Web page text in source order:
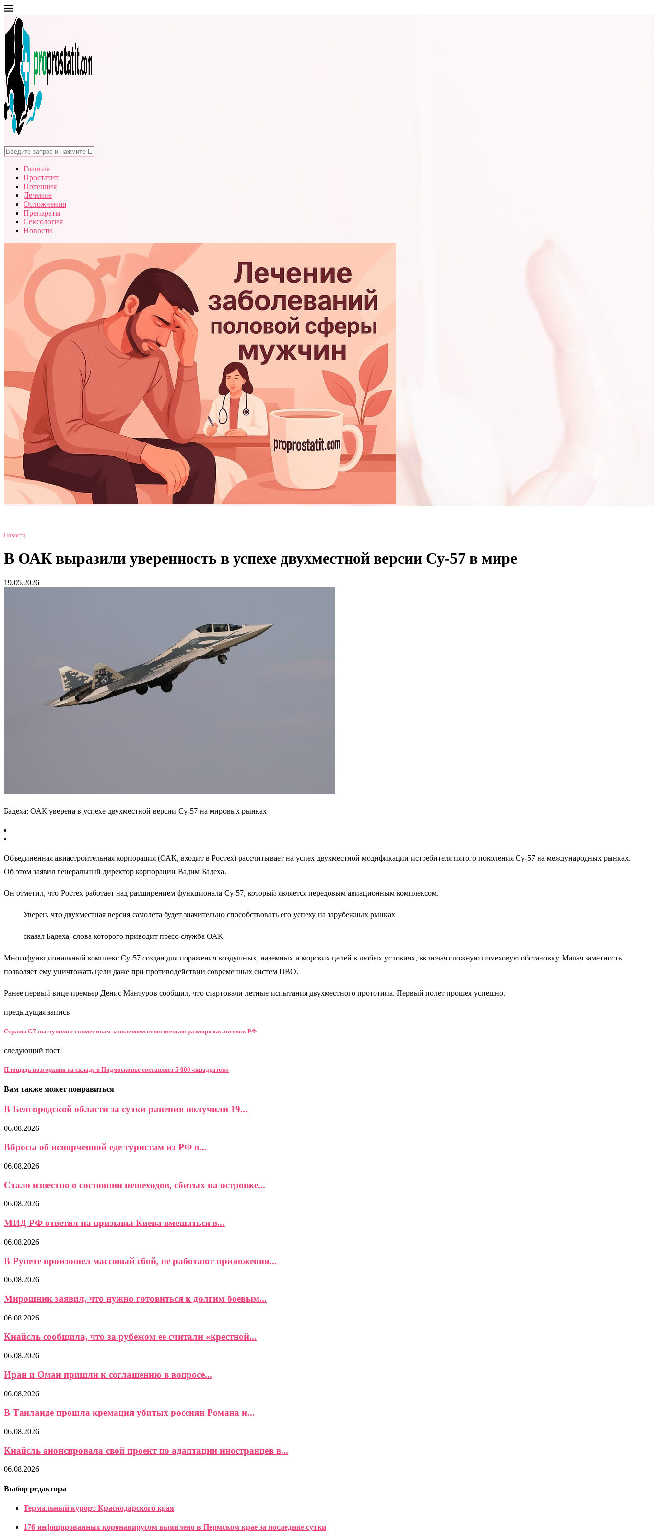
Главная
Простатит
Потенция
Лечение
Осложнения
Препараты
Сексология
Новости
Новости
В ОАК выразили уверенность в успехе двухместной версии Су-57 в мире
19.05.2026
Бадеха: ОАК уверена в успехе двухместной версии Су-57 на мировых рынках
Объединенная авиастроительная корпорация (ОАК, входит в Ростех) рассчитывает на успех двухместной модификации истребителя пятого поколения Су-57 на международных рынках.
Об этом заявил генеральный директор корпорации Вадим Бадеха.
Он отметил, что Ростех работает над расширением функционала Су-57, который является передовым авиационным комплексом.
Уверен, что двухместная версия самолета будет значительно способствовать его успеху на зарубежных рынках
сказал Бадеха, слова которого приводит пресс-служба ОАК
Многофункциональный комплекс Су-57 создан для поражения воздушных, наземных и морских целей в любых условиях, включая сложную помеховую обстановку. Малая заметность
позволяет ему уничтожать цели даже при противодействии современных систем ПВО.
Ранее первый вице-премьер Денис Мантуров сообщил, что стартовали летные испытания двухместного прототипа. Первый полет прошел успешно.
предыдущая запись
Страны G7 выступили с совместным заявлением относительно разморозки активов РФ
следующий пост
Площадь возгорания на складе в Подмосковье составляет 5 000 «квадратов»
Вам также может понравиться
В Белгородской области за сутки ранения получили 19...
06.08.2026
Вбросы об испорченной еде туристам из РФ в...
06.08.2026
Стало известно о состоянии пешеходов, сбитых на островке...
06.08.2026
МИД РФ ответил на призывы Киева вмешаться в...
06.08.2026
В Рунете произошел массовый сбой, не работают приложения...
06.08.2026
Мирошник заявил, что нужно готовиться к долгим боевым...
06.08.2026
Кнайсль сообщила, что за рубежом ее считали «крестной...
06.08.2026
Иран и Оман пришли к соглашению в вопросе...
06.08.2026
В Таиланде прошла кремация убитых россиян Романа и...
06.08.2026
Кнайсль анонсировала свой проект по адаптации иностранцев в...
06.08.2026
Выбор редактора
Термальный курорт Краснодарского края
176 инфицированных коронавирусом выявлено в Пермском крае за последние сутки